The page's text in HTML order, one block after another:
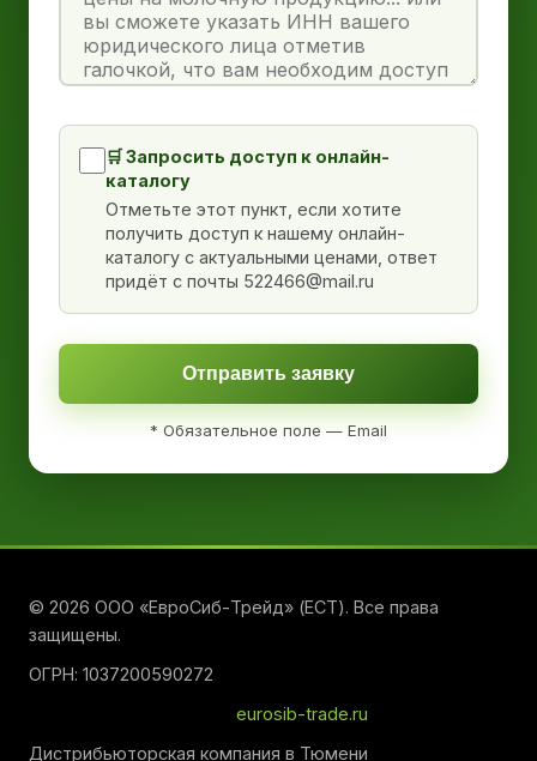
🛒 Запросить доступ к онлайн-
каталогу
Отметьте этот пункт, если хотите
получить доступ к нашему онлайн-
каталогу с актуальными ценами, ответ
придёт с почты 522466@mail.ru
Отправить заявку
* Обязательное поле — Email
© 2026 ООО «ЕвроСиб-Трейд» (ЕСТ). Все права
защищены.
ОГРН: 1037200590272
eurosib-trade.ru
Дистрибьюторская компания в Тюмени